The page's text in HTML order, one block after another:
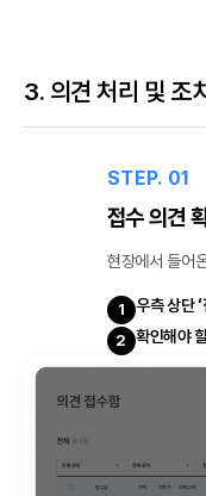
3. 의견 처리 및 조
STEP. 01
접수 의견
현장에서 들어
1 우측 상단
2 확인해야